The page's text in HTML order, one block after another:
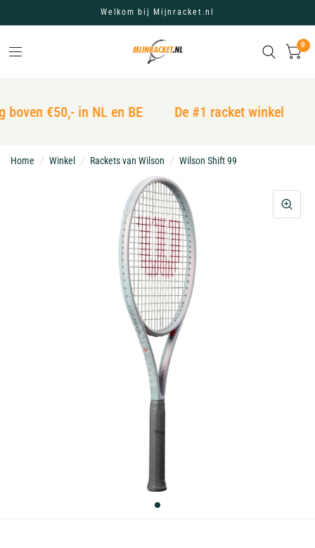
Welkom bij Mijnracket.nl
0
€50,- in NL en BE De #1 racket winkel
Home / Winkel / Rackets van Wilson / Wilson Shift 99